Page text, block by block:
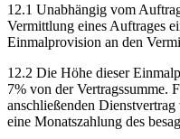
12.1 Unabhängig vom
Vermittlung eines Auftrages
Einmalprovision an den
12.2 Die Höhe dieser
7% von der Vertragssumme.
anschließenden
eine Monatszahlung des